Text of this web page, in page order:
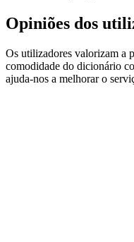
Opiniões dos
Os utilizadores valorizam a
comodidade do dicionário
ajuda-nos a melhorar o